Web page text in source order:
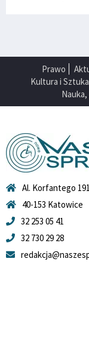
Prawo
Kultura i Sztuka
Al. Korfantego
40-153 Katowice
32 253 05 41
32 730 29 28